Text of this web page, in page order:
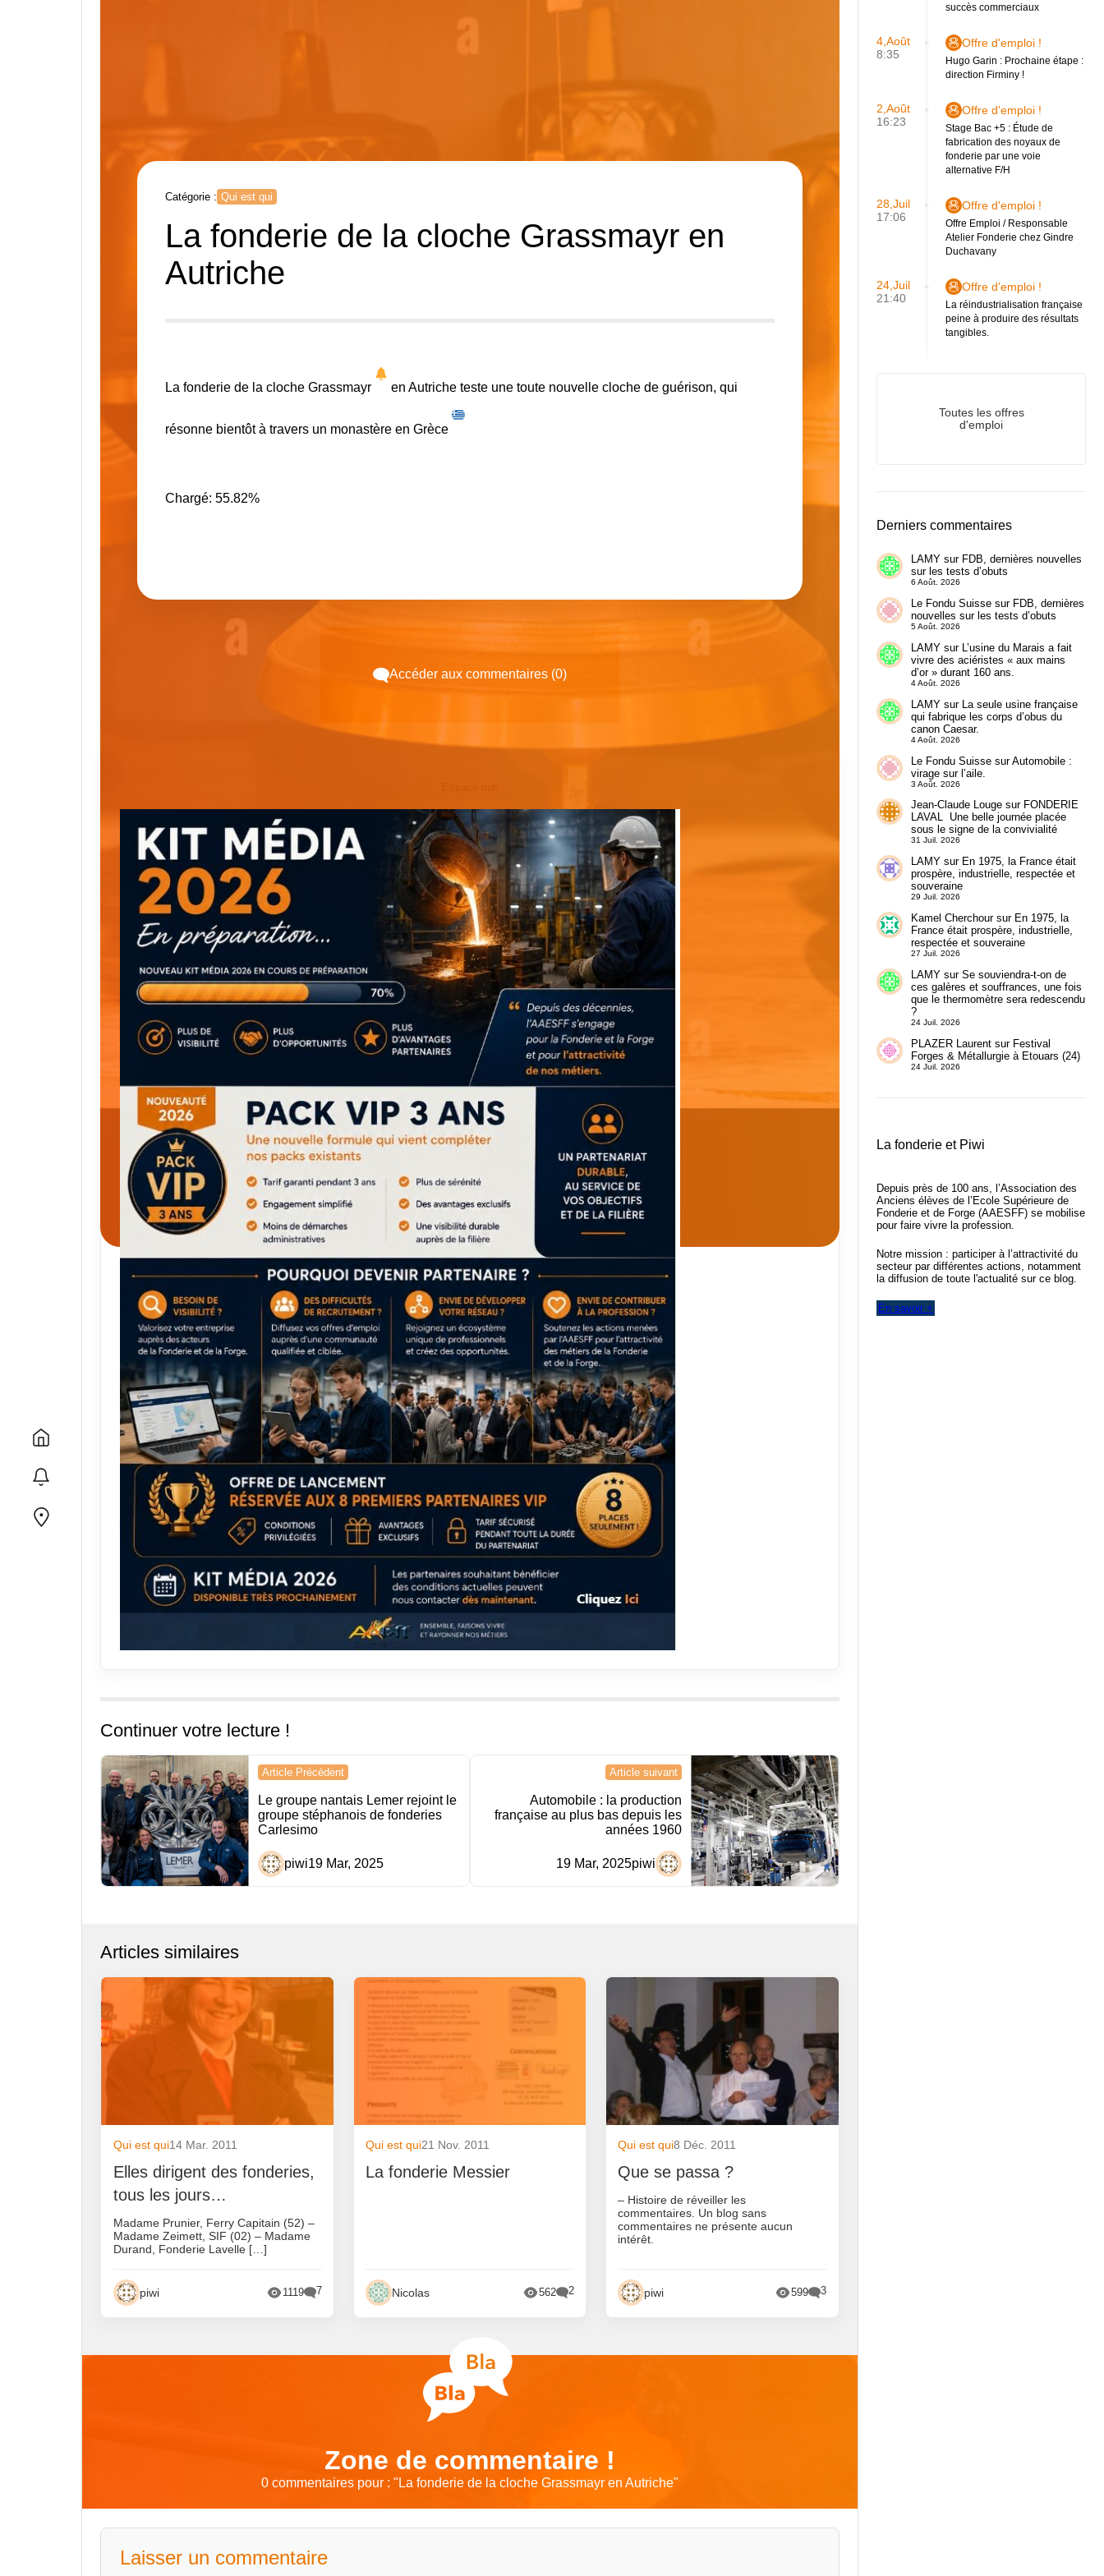
Catégorie : Qui est qui
La fonderie de la cloche Grassmayr en
Autriche
La fonderie de la cloche Grassmayr en Autricheteste une toute nouvelle cloche de guérison, qui
résonne bientôt à travers un monastère en Grèce
Chargé: 55.82%
Accéder aux commentaires (0)
Continuer votre lecture !
Navigation
de
l’article
Article Précédent
Le groupe nantais Lemer rejoint le
groupe stéphanois de fonderies
Carlesimo
piwi19 Mar, 2025
Article suivant
Automobile : la production
française au plus bas depuis les
années 1960
piwi
19 Mar, 2025
Articles similaires
Qui est qui14 Mar. 2011
Elles dirigent des fonderies,
tous les jours…
Madame Prunier, Ferry Capitain (52) –
Madame Zeimett, SIF (02) – Madame
Durand, Fonderie Lavelle […]
piwi 1119 7
Qui est qui21 Nov. 2011
La fonderie Messier
Nicolas 562 2
Qui est qui8 Déc. 2011
Que se passa ?
– Histoire de réveiller les
commentaires. Un blog sans
commentaires ne présente aucun
intérêt.
piwi 599 3
Zone de commentaire !
0 commentaires pour : " La fonderie de la cloche Grassmayr en Autriche"
Laisser un commentaire
succès commerciaux
4,Août
8:35
Offre d'emploi !
Hugo Garin : Prochaine étape :
direction Firminy !
2,Août
16:23
Offre d'emploi !
Stage Bac +5 : Étude de
fabrication des noyaux de
fonderie par une voie
alternative F/H
28,Juil
17:06
Offre d'emploi !
Offre Emploi / Responsable
Atelier Fonderie chez Gindre
Duchavany
24,Juil
21:40
Offre d'emploi !
La réindustrialisation française
peine à produire des résultats
tangibles.
Toutes les offres
d'emploi
Derniers commentaires
LAMYsur FDB, dernières nouvelles
sur les tests d’obuts
6 Août. 2026
Le Fondu Suissesur FDB, dernières
nouvelles sur les tests d’obuts
5 Août. 2026
LAMYsur L’usine du Marais a fait
vivre des aciéristes « aux mains
d’or » durant 160 ans.
4 Août. 2026
LAMYsur
La seule usine française
qui fabrique les corps d’obus du
canon Caesar.
4 Août. 2026
Le Fondu SuissesurAutomobile :
virage sur l’aile.
3 Août. 2026
Jean-Claude Lougesur FONDERIE
LAVAL Une belle journée placée
sous le signe de la convivialité
31 Juil. 2026
LAMYsur En 1975, la France était
prospère, industrielle, respectée et
souveraine
29 Juil. 2026
Kamel Cherchoursur En 1975, la
France était prospère, industrielle,
respectée et souveraine
27 Juil. 2026
LAMYsur Se souviendra-t-on de
ces galères et souffrances, une fois
que le thermomètre sera redescendu
?
24 Juil. 2026
PLAZER Laurentsur Festival
Forges & Métallurgie à Etouars (24)
24 Juil. 2026
La fonderie et Piwi
Depuis près de 100 ans, l’Association des
Anciens élèves de l’Ecole Supérieure de
Fonderie et de Forge (AAESFF) se mobilise
pour faire vivre la profession.
Notre mission : participer à l’attractivité du
secteur par différentes actions, notamment
la diffusion de toute l'actualité sur ce blog.
En savoir +